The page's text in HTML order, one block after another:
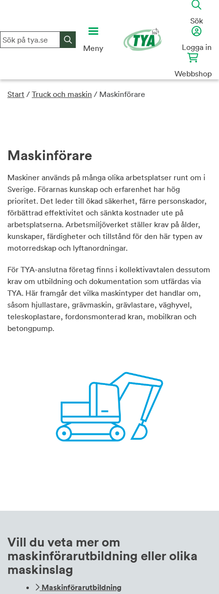
content
Meny
Sök
Logga in
Webbshop
Start / Truck och maskin / Maskinförare​
Maskinförare​
Maskiner används på många olika arbetsplatser runt om i
Sverige. Förarnas kunskap och erfarenhet har hög
prioritet. Det leder till ökad säkerhet, färre personskador,
förbättrad effektivitet och sänkta kostnader ute på
arbetsplatserna. Arbetsmiljöverket ställer krav på ålder,
kunskaper, färdigheter och tillstånd för den här typen av
motorredskap och lyftanordningar.
För TYA-anslutna företag finns i kollektivavtalen dessutom
krav om utbildning och dokumentation som utfärdas via
TYA. Här framgår det vilka maskintyper det handlar om,
såsom hjullastare, grävmaskin, grävlastare, väghyvel,
teleskoplastare, fordonsmonterad kran, mobilkran och
betongpump.
Vill du veta mer om
maskinförarutbildning eller olika
maskinslag
Maskinförarutbildning